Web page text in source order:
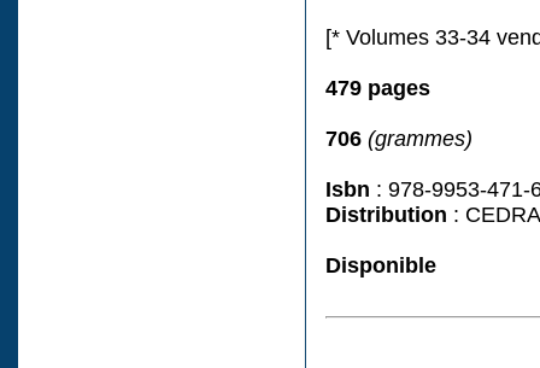
[* Volumes 33-34
479 pages
706 (grammes)
Isbn : 978-9953-471-
Distribution :
Disponible